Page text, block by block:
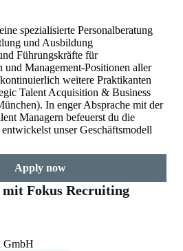
spezialisierte Personalberatung
und Ausbildung
Führungskräfte für
und Management-Positionen aller
weitere Praktikanten
Talent Acquisition & Business
In enger Absprache mit der
Managern befeuerst du die
unser Geschäftsmodell
Apply now
Fokus Recruiting
GmbH